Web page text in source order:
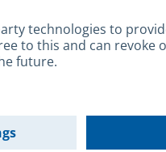
de Munich et que
faire une demande.
et